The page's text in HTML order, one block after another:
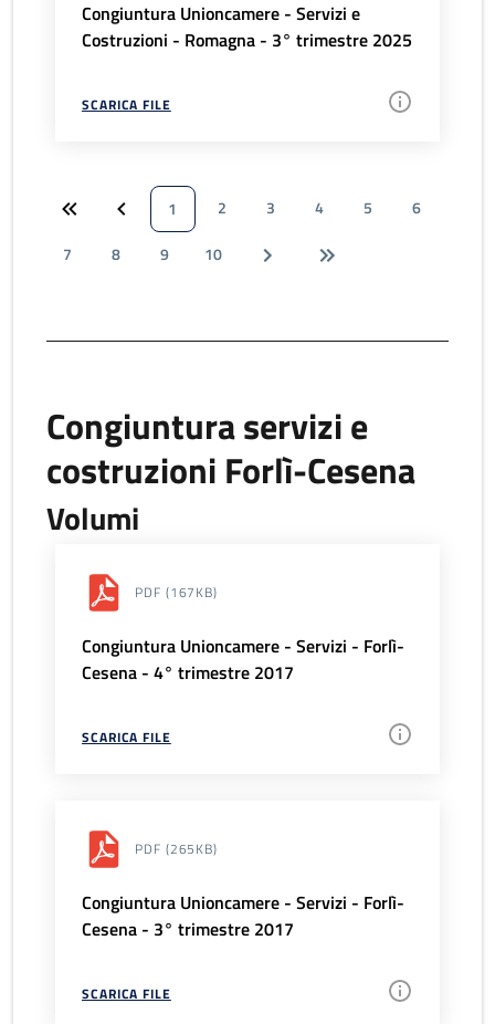
Congiuntura Unioncamere - Servizi e
Costruzioni - Romagna - 3° trimestre 2025
SCARICA FILE
1 2 3 4 5
6
7
8 9 10
Congiuntura servizi e
costruzioni Forlì-Cesena
Volumi
PDF (167KB)
Congiuntura Unioncamere - Servizi - Forlì-
Cesena - 4° trimestre 2017
SCARICA FILE
PDF (265KB)
Congiuntura Unioncamere - Servizi - Forlì-
Cesena - 3° trimestre 2017
SCARICA FILE